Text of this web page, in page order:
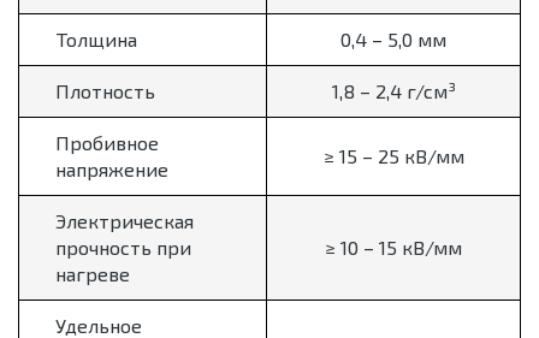
Толщина 0,4 – 5,0 мм
Плотность 1,8 – 2,4 г/см³
Пробивное
напряжение
≥ 15 – 25 кВ/мм
Электрическая
прочность при
нагреве
≥ 10 – 15 кВ/мм
Удельное